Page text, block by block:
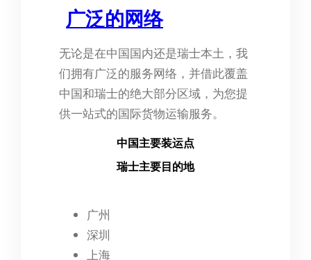
广泛的网络
无论是在中国国内还是瑞士本土，我
们拥有广泛的服务网络，并借此覆盖
中国和瑞士的绝大部分区域，为您提
供一站式的国际货物运输服务。
中国主要装运点
瑞士主要目的地
广州
深圳
上海